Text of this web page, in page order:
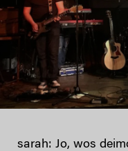
sarah: Jo, wos